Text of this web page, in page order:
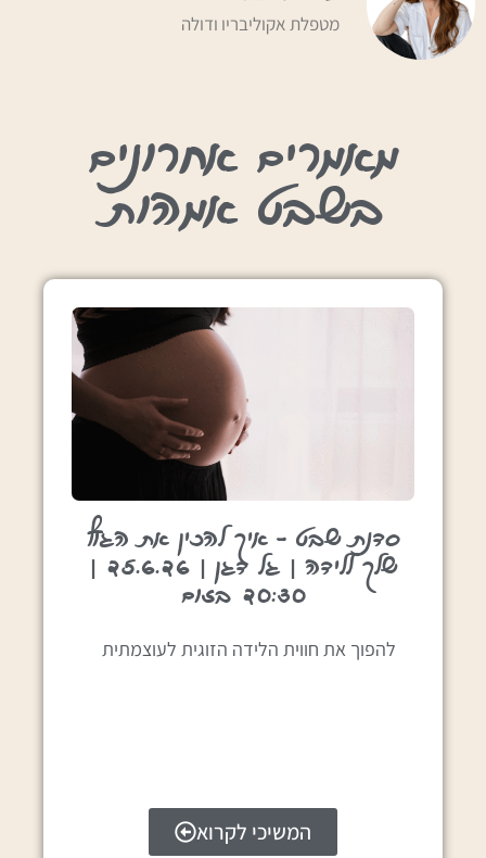
מטפלת אקוליבריו ודולה
מאמרים אחרונים
בשבט אמהות
סדנת שבט – איך להכין את הגוף
שלך ללידה | גל דגן | 25.6.26 |
20:30 בזום
להפוך את חווית הלידה הזוגית לעוצמתית
המשיכי לקרוא